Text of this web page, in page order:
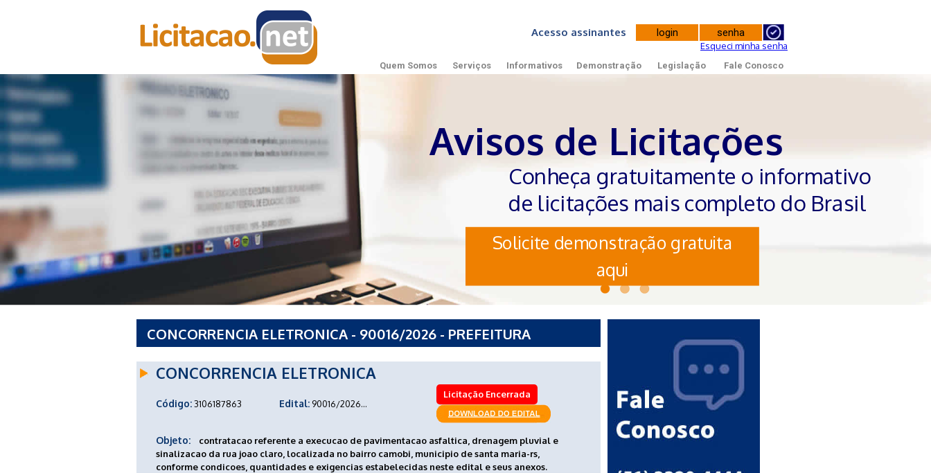
Acesso assinantes
Esqueci minha senha
Quem Somos Serviços Informativos Demonstração Legislação Fale Conosco
Avisos de Licitações
Conheça gratuitamente o informativo
de licitações mais completo do Brasil
Solicite demonstração gratuita
aqui
CONCORRENCIA ELETRONICA - 90016/2026 - PREFEITURA
CONCORRENCIA ELETRONICA
Código:3106187863 Edital: 90016/2026...
Licitação Encerrada
Objeto:
contratacao referente a execucao de pavimentacao asfaltica, drenagem pluvial e
sinalizacao da rua joao claro, localizada no bairro camobi, municipio de santa maria-rs,
conforme condicoes, quantidades e exigencias estabelecidas neste edital e seus anexos.